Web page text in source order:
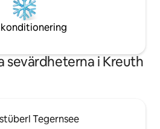
sevärdheterna i Kreuth
Tegernsee